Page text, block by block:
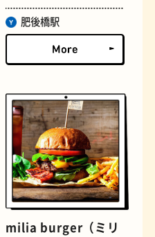
お好み焼き
肥後橋駅
milia burger（ミリ